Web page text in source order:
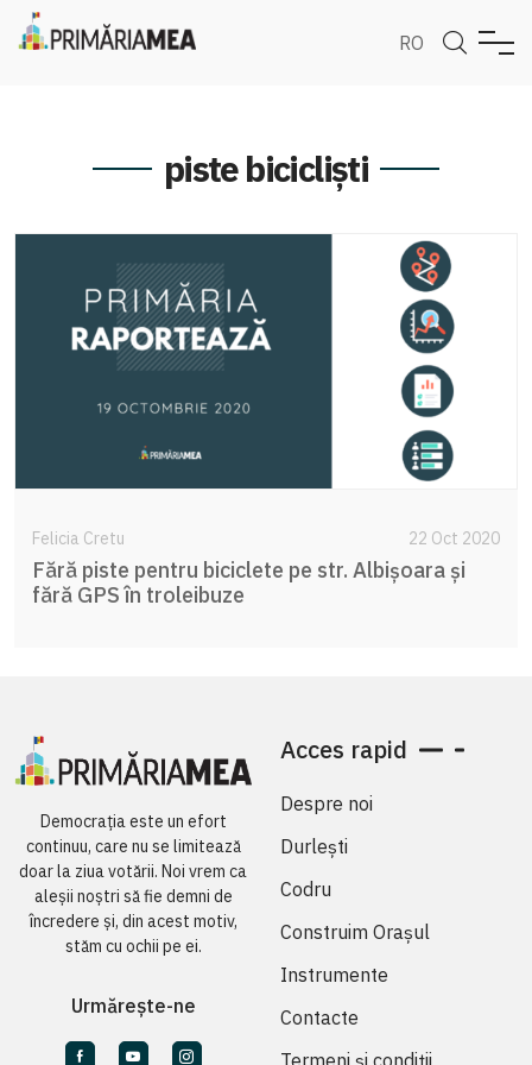
RO
piste bicicliști
Felicia Cretu 22 Oct 2020
Fără piste pentru biciclete pe str. Albișoara și
fără GPS în troleibuze
Democrația este un efort
continuu, care nu se limitează
doar la ziua votării. Noi vrem ca
aleșii noștri să fie demni de
încredere și, din acest motiv,
stăm cu ochii pe ei.
Urmărește-ne
Acces rapid
Despre noi
Durlești
Codru
Construim Orașul
Instrumente
Contacte
Termeni și condiții